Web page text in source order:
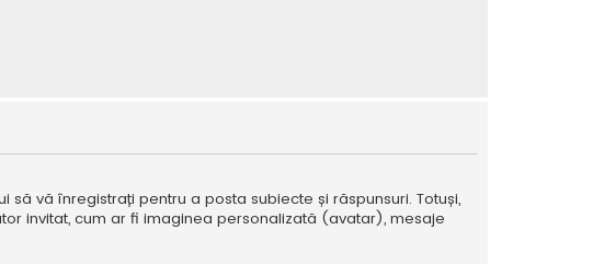
vă înregistrați pentru a posta subiecte și răspunsuri. Totuși,
invitat, cum ar fi imaginea personalizată (avatar), mesaje